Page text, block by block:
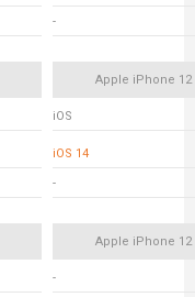
-
Apple iPhone
iOS
iOS 14
-
Apple iPhone
-